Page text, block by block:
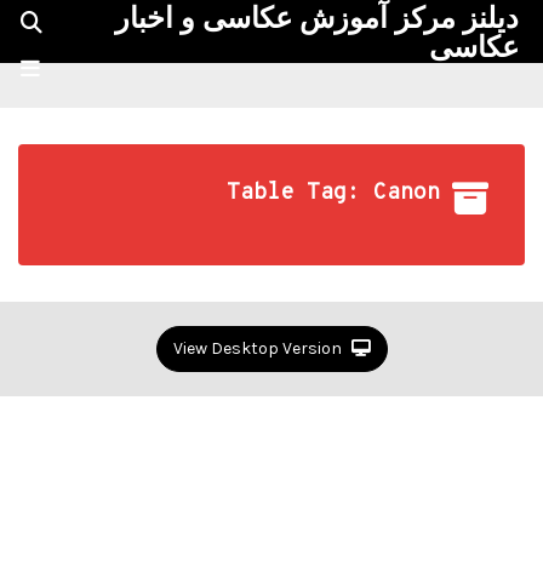
دیلنز مرکز آموزش عکاسی و اخبار
عکاسی
Table Tag: Canon